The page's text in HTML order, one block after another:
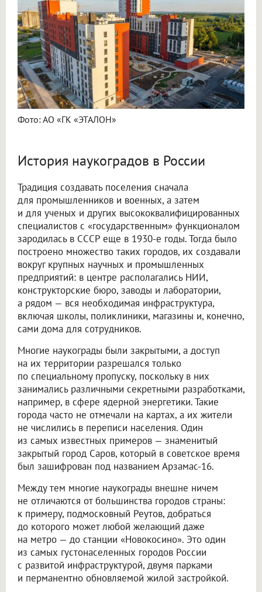
Фото: АО «ГК «ЭТАЛОН»
История наукоградов в России
Традиция создавать поселения сначала
для промышленников и военных, а затем
и для ученых и других высококвалифицированных
специалистов с «государственным» функционалом
зародилась в СССР еще в 1930-е годы. Тогда было
построено множество таких городов, их создавали
вокруг крупных научных и промышленных
предприятий: в центре располагались НИИ,
конструкторские бюро, заводы и лаборатории,
а рядом — вся необходимая инфраструктура,
включая школы, поликлиники, магазины и, конечно,
сами дома для сотрудников.
Многие наукограды были закрытыми, а доступ
на их территории разрешался только
по специальному пропуску, поскольку в них
занимались различными секретными разработками,
например, в сфере ядерной энергетики. Такие
города часто не отмечали на картах, а их жители
не числились в переписи населения. Один
из самых известных примеров — знаменитый
закрытый город Саров, который в советское время
был зашифрован под названием Арзамас-16.
Между тем многие наукограды внешне ничем
не отличаются от большинства городов страны:
к примеру, подмосковный Реутов, добраться
до которого может любой желающий даже
на метро — до станции «Новокосино». Это один
из самых густонаселенных городов России
с развитой инфраструктурой, двумя парками
и перманентно обновляемой жилой застройкой.